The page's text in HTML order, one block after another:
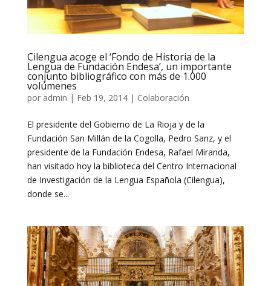
Cilengua acoge el ‘Fondo de Historia de la
Lengua de Fundación Endesa’, un importante
conjunto bibliográfico con más de 1.000
volúmenes
por admin | Feb 19, 2014| Colaboración
El presidente del Gobierno de La Rioja y de la
Fundación San Millán de la Cogolla, Pedro Sanz, y el
presidente de la Fundación Endesa, Rafael Miranda,
han visitado hoy la biblioteca del Centro Internacional
de Investigación de la Lengua Española (Cilengua),
donde se...